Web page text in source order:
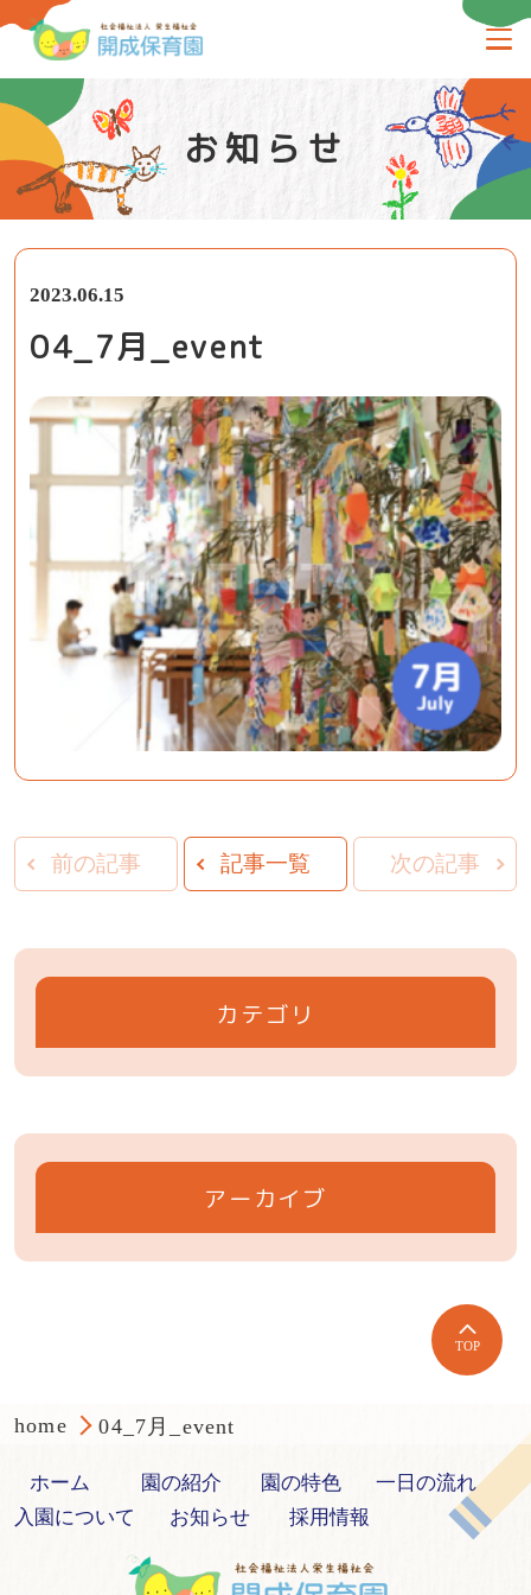
お知らせ
2023.06.15
04_7月_event
前の記事 記事一覧 次の記事
カテゴリ
アーカイブ
TOP
home 04_7月_event
ホーム 園の紹介 園の特色
一日の流れ
入園について
お知らせ 採用情報